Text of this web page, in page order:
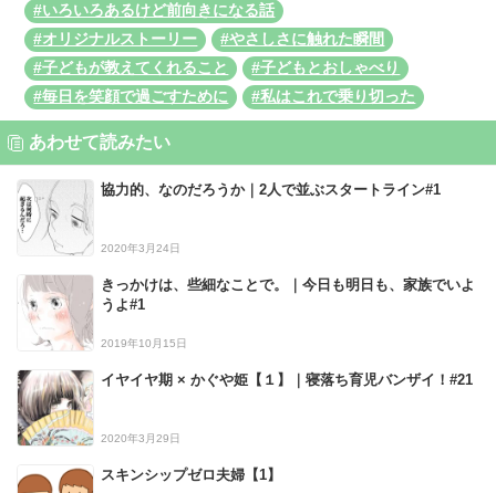
#いろいろあるけど前向きになる話
#オリジナルストーリー
#やさしさに触れた瞬間
#子どもが教えてくれること
#子どもとおしゃべり
#毎日を笑顔で過ごすために
#私はこれで乗り切った
あわせて読みたい
協力的、なのだろうか｜2人で並ぶスタートライン#1
2020年3月24日
きっかけは、些細なことで。｜今日も明日も、家族でいよ
うよ#1
2019年10月15日
イヤイヤ期 × かぐや姫【１】｜寝落ち育児バンザイ！#21
2020年3月29日
スキンシップゼロ夫婦【1】